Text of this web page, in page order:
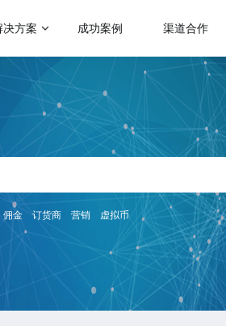
决方案 成功案例 渠道合作
会员营销
满额包邮
砍价
云仓礼包
周期购
功能 >
热门运营
二级分销
微商招商
快速搭建代
会员制电
境电商解决方案
商家拓展全球跨境电商业务
统微商转型解决方案
助微商搭建代理分润体系
赋能社交电商
佣金 订货商 营销 虚拟币